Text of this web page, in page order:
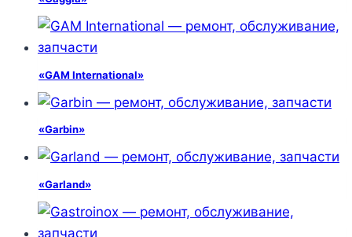
«GAM International»
«Garbin»
«Garland»